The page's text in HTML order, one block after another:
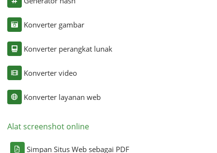
Konverter gambar
Konverter perangkat lunak
Konverter video
Konverter layanan web
Alat screenshot online
Simpan Situs Web sebagai PDF